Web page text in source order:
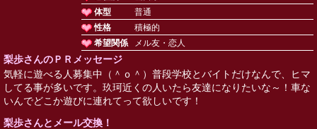
体型
普通
性格
積極的
希望関係
メル友・恋人
梨歩さんのＰＲメッセージ
気軽に遊べる人募集中（＾ｏ＾）普段学校とバイトだけなんで、ヒマ
してる事が多いです。玖珂近くの人いたら友達になりたいな～！車な
いんでどこか遊びに連れてって欲しいです！
梨歩さんとメール交換！